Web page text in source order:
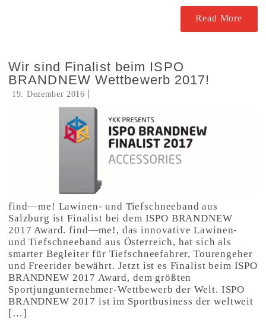
Read More
Wir sind Finalist beim ISPO
BRANDNEW Wettbewerb 2017!
19. Dezember 2016
find—me! Lawinen- und Tiefschneeband aus
Salzburg ist Finalist bei dem ISPO BRANDNEW
2017 Award. find—me!, das innovative Lawinen-
und Tiefschneeband aus Österreich, hat sich als
smarter Begleiter für Tiefschneefahrer, Tourengeher
und Freerider bewährt. Jetzt ist es Finalist beim ISPO
BRANDNEW 2017 Award, dem größten
Sportjungunternehmer-Wettbewerb der Welt. ISPO
BRANDNEW 2017 ist im Sportbusiness der weltweit
[…]